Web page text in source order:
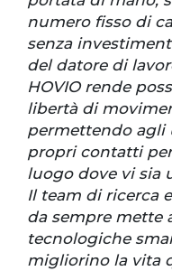
numero fisso di
senza
del datore di
HOVIO rende
libertà di
permettendo agli
propri contatti
luogo dove vi sia
Il team di ricerca
da sempre mette
tecnologiche
migliorino la vita